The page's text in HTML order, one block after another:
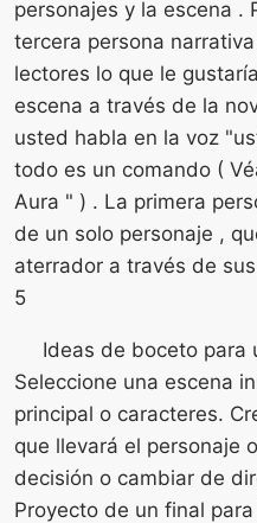
personajes y la escena .
tercera persona
lectores lo que le
escena a través de la
usted habla en la voz
todo es un comando (
Aura " ) . La primera
de un solo personaje ,
aterrador a través de
5
Ideas de boceto para
Seleccione una escena
principal o caracteres.
que llevará el personaje
decisión o cambiar de
Proyecto de un final